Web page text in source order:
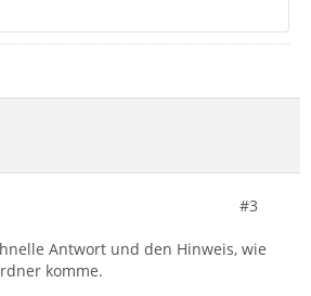
#3
Antwort und den Hinweis, wie
komme.